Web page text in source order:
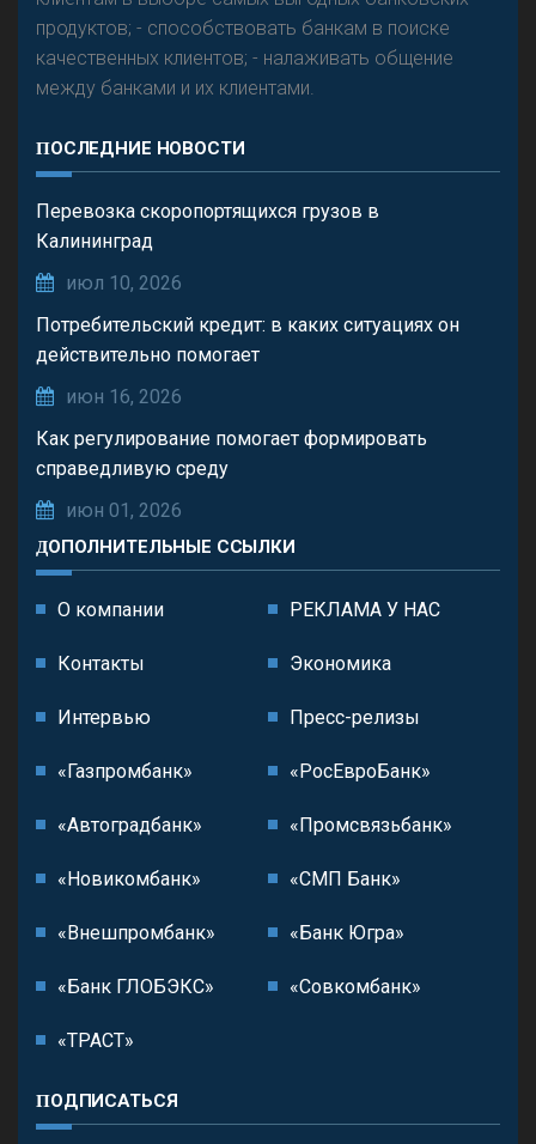
продуктов; - способствовать банкам в поиске
качественных клиентов; - налаживать общение
между банками и их клиентами.
ПОСЛЕДНИЕ НОВОСТИ
Перевозка скоропортящихся грузов в
Калининград
июл 10, 2026
Потребительский кредит: в каких ситуациях он
действительно помогает
июн 16, 2026
Как регулирование помогает формировать
справедливую среду
июн 01, 2026
ДОПОЛНИТЕЛЬНЫЕ ССЫЛКИ
О компании РЕКЛАМА У НАС
Контакты Экономика
Интервью Пресс-релизы
«Газпромбанк» «РосЕвроБанк»
«Автоградбанк» «Промсвязьбанк»
«Новикомбанк» «СМП Банк»
«Внешпромбанк» «Банк Югра»
«Банк ГЛОБЭКС» «Совкомбанк»
«ТРАСТ»
ПОДПИСАТЬСЯ